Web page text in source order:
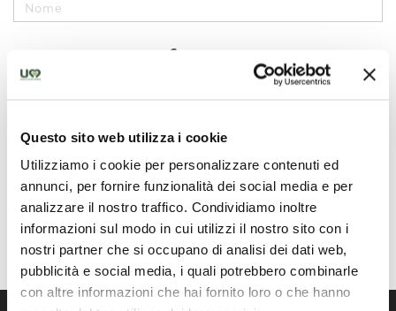
Questo sito web utilizza i cookie
Utilizziamo i cookie per personalizzare contenuti ed
annunci, per fornire funzionalità dei social media e per
analizzare il nostro traffico. Condividiamo inoltre
informazioni sul modo in cui utilizzi il nostro sito con i
nostri partner che si occupano di analisi dei dati web,
pubblicità e social media, i quali potrebbero combinarle
con altre informazioni che hai fornito loro o che hanno